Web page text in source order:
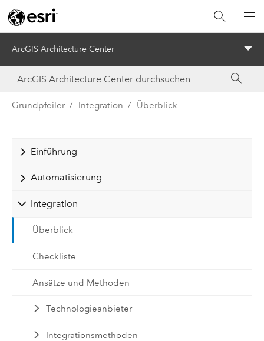
ArcGIS Architecture Center
Grundpfeiler Integration Überblick
Einführung
Automatisierung
Integration
Überblick
Checkliste
Ansätze und Methoden
Technologieanbieter
Integrationsmethoden